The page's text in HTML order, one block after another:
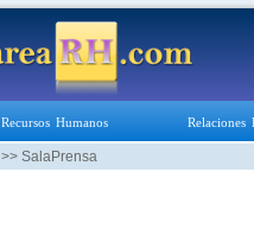
Recursos Humanos Relaciones
>> SalaPrensa